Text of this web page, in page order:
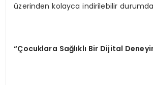
üzerinden kolayca indirilebilir
“Çocuklara Sağlıklı Bir Dijital